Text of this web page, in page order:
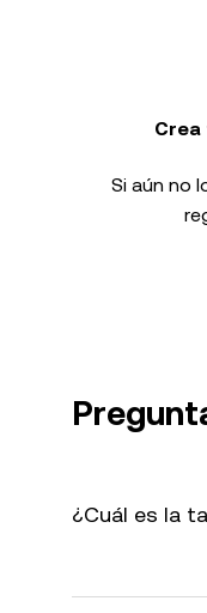
Si aún no
¿Cuál es la